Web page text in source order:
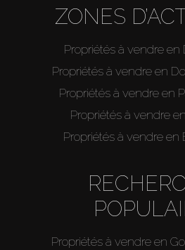
ZONES
Propriétés à vendre en
Propriétés à vendre en
Propriétés à vendre en
Propriétés à vendre
Propriétés à vendre en
Propriétés à vendre en